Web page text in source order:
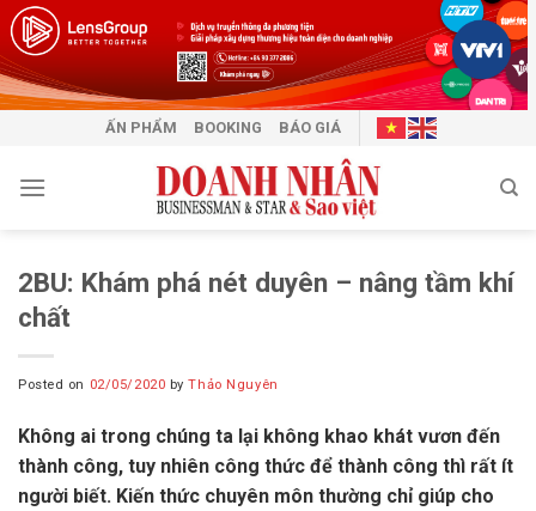
Skip
to
content
ẤN PHẨM BOOKING BÁO GIÁ
2BU: Khám phá nét duyên – nâng tầm khí
chất
Posted on 02/05/2020 byThảo Nguyên
Không ai trong chúng ta lại không khao khát vươn đến
thành công, tuy nhiên công thức để thành công thì rất ít
người biết. Kiến thức chuyên môn thường chỉ giúp cho